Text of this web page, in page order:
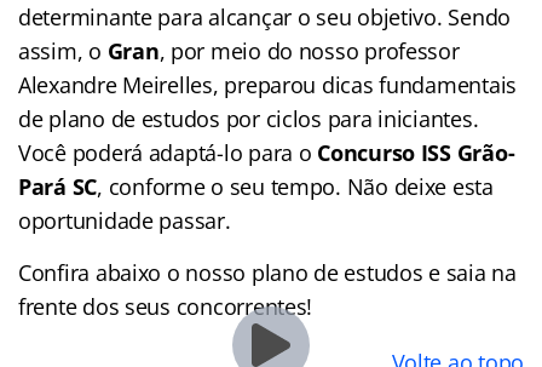
determinante para alcançar o seu objetivo. Sendo
assim, o Gran, por meio do nosso professor
Alexandre Meirelles, preparou dicas fundamentais
de plano de estudos por ciclos para iniciantes.
Você poderá adaptá-lo para o Concurso ISS Grão-
Pará SC, conforme o seu tempo. Não deixe esta
oportunidade passar.
Confira abaixo o nosso plano de estudos e saia na
frente dos seus concorrentes!